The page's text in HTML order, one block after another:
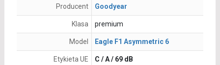
Producent Goodyear
Klasa premium
Model Eagle F1 Asymmetric 6
Etykieta UE C / A / 69 dB